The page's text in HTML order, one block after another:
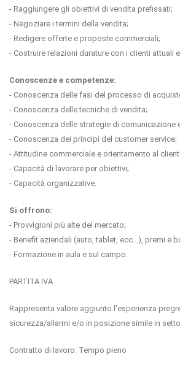
- Raggiungere gli obiettivi di vendita prefissati;
- Negoziare i termini della vendita;
- Redigere offerte e proposte commerciali;
- Costruire relazioni durature con i clienti attuali
Conoscenze e competenze:
- Conoscenza delle fasi del processo di
- Conoscenza delle tecniche di vendita;
- Conoscenza delle strategie di comunicazione
- Conoscenza dei principi del customer service;
- Attitudine commerciale e orientamento al
- Capacità di lavorare per obiettivi;
- Capacità organizzative.
Si offrono:
- Provvigioni più alte del mercato;
- Benefit aziendali (auto, tablet, ecc…), premi e
- Formazione in aula e sul campo.
PARTITA IVA
Rappresenta valore aggiunto l'esperienza
sicurezza/allarmi e/o in posizione simile in
Contratto di lavoro: Tempo pieno